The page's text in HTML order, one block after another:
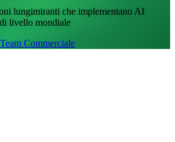
lungimiranti che implementano AI
livello mondiale
Commerciale